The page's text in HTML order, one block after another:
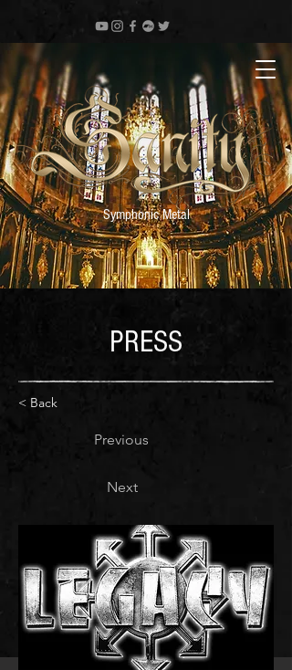
Symphonic Metal
PRESS
< Back
Previous
Next